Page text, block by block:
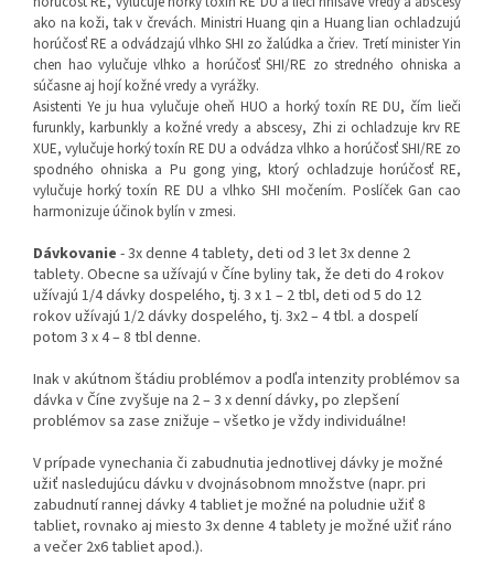
ako na koži, tak v črevách. Ministri Huang qin a Huang lian ochladzujú
horúčosť RE a odvádzajú vlhko SHI zo žalúdka a čriev. Tretí minister Yin
chen hao vylučuje vlhko a horúčosť SHI/RE zo stredného ohniska a
súčasne aj hojí kožné vredy a vyrážky.
Asistenti Ye ju hua vylučuje oheň HUO a horký toxín RE DU, čím lieči
furunkly, karbunkly a kožné vredy a abscesy, Zhi zi ochladzuje krv RE
XUE, vylučuje horký toxín RE DU a odvádza vlhko a horúčosť SHI/RE zo
spodného ohniska a Pu gong ying, ktorý ochladzuje horúčosť RE,
vylučuje horký toxín RE DU a vlhko SHI močením. Poslíček Gan cao
harmonizuje účinok bylín v zmesi.
Dávkovanie - 3x denne 4 tablety, deti od 3 let 3x denne 2
tablety. Obecne sa užívajú v Číne byliny tak, že deti do 4 rokov
užívajú 1/4 dávky dospelého, tj. 3 x 1 – 2 tbl, deti od 5 do 12
rokov užívajú 1/2 dávky dospelého, tj. 3x2 – 4 tbl. a dospelí
potom 3 x 4 – 8 tbl denne.
Inak v akútnom štádiu problémov a podľa intenzity problémov sa
dávka v Číne zvyšuje na 2 – 3 x denní dávky, po zlepšení
problémov sa zase znižuje – všetko je vždy individuálne!
V prípade vynechania či zabudnutia jednotlivej dávky je možné
užiť nasledujúcu dávku v dvojnásobnom množstve (napr. pri
zabudnutí rannej dávky 4 tabliet je možné na poludnie užiť 8
tabliet, rovnako aj miesto 3x denne 4 tablety je možné užiť ráno
a večer 2x6 tabliet apod.).